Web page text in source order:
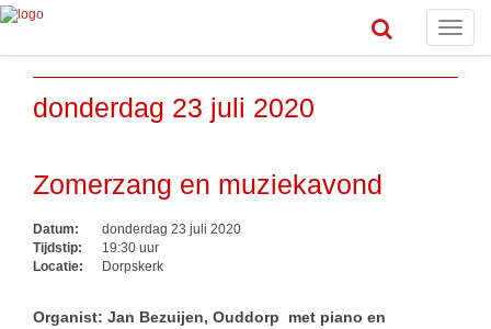
Toggle
donderdag 23 juli 2020
Zomerzang en muziekavond
Datum:
donderdag 23 juli 2020
Tijdstip:
19:30 uur
Locatie:
Dorpskerk
Organist: Jan Bezuijen, Ouddorp met piano en